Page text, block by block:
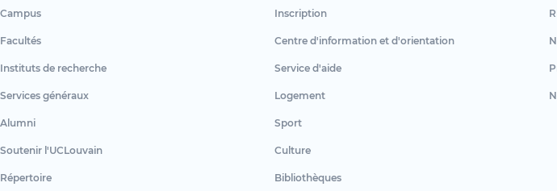
Campus
Facultés
Instituts de recherche
Services généraux
Alumni
Soutenir l'UCLouvain
Répertoire
Inscription
Centre d'information et d'orientation
Service d'aide
Logement
Sport
Culture
Bibliothèques